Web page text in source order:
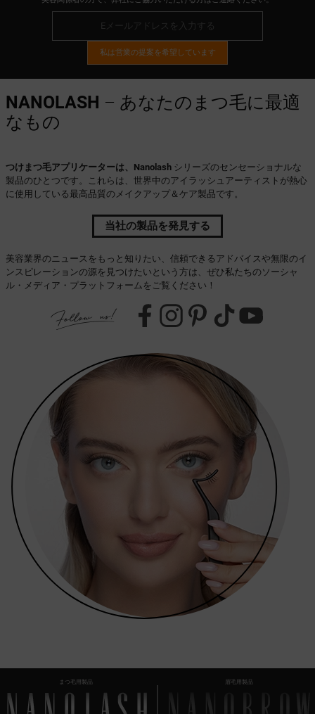
私は営業の提案を希望しています
NANOLASH – あなたのまつ毛に最適
なもの
つけまつ毛アプリケーターは、Nanolashシリーズのセンセーショナルな
製品のひとつです。これらは、世界中のアイラッシュアーティストが熱心
に使用している最高品質のメイクアップ＆ケア製品です。
当社の製品を発見する
美容業界のニュースをもっと知りたい、信頼できるアドバイスや無限のイ
ンスピレーションの源を見つけたいという方は、ぜひ私たちのソーシャ
ル・メディア・プラットフォームをご覧ください！
まつ毛用製品 眉毛用製品